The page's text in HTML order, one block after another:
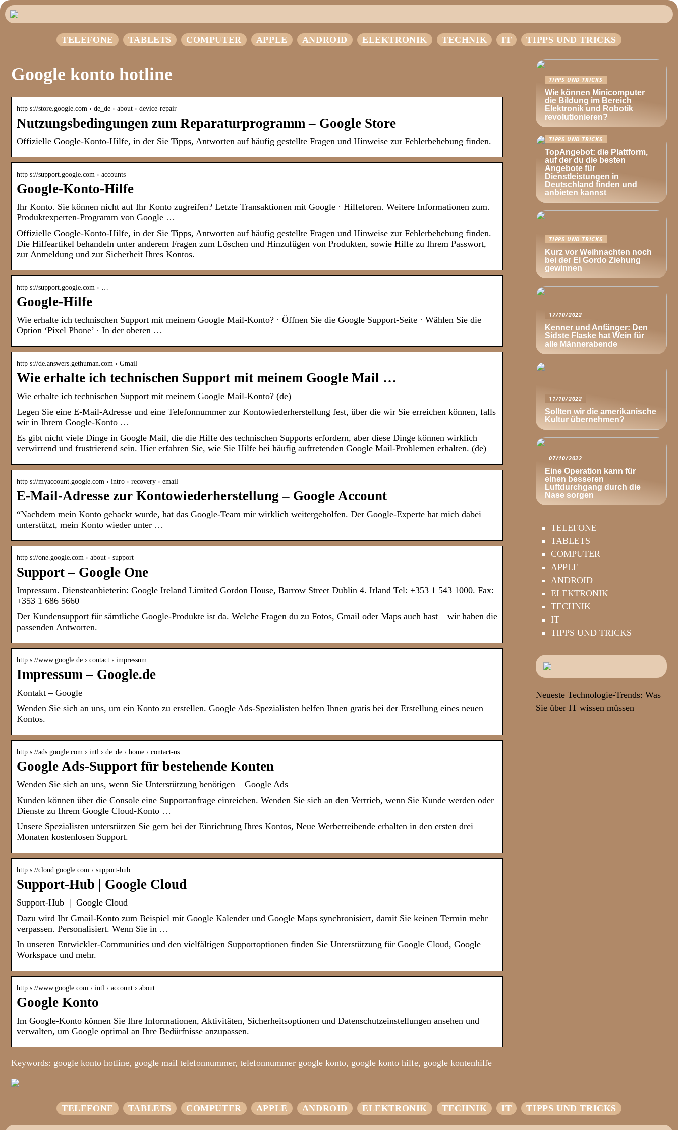
TELEFONE TABLETS COMPUTER APPLE ANDROID ELEKTRONIK TECHNIK IT TIPPS UND TRICKS
Google konto hotline
http s://store.google.com › de_de › about › device-repair
Nutzungsbedingungen zum Reparaturprogramm – Google Store
Offizielle Google-Konto-Hilfe, in der Sie Tipps, Antworten auf häufig gestellte Fragen und Hinweise zur Fehlerbehebung finden.
http s://support.google.com › accounts
Google-Konto-Hilfe
Ihr Konto. Sie können nicht auf Ihr Konto zugreifen? Letzte Transaktionen mit Google · Hilfeforen. Weitere Informationen zum.
Produktexperten-Programm von Google …
Offizielle Google-Konto-Hilfe, in der Sie Tipps, Antworten auf häufig gestellte Fragen und Hinweise zur Fehlerbehebung finden.
Die Hilfeartikel behandeln unter anderem Fragen zum Löschen und Hinzufügen von Produkten, sowie Hilfe zu Ihrem Passwort,
zur Anmeldung und zur Sicherheit Ihres Kontos.
http s://support.google.com › …
Google-Hilfe
Wie erhalte ich technischen Support mit meinem Google Mail-Konto? · Öffnen Sie die Google Support-Seite · Wählen Sie die
Option ‘Pixel Phone’ · In der oberen …
http s://de.answers.gethuman.com › Gmail
Wie erhalte ich technischen Support mit meinem Google Mail …
Wie erhalte ich technischen Support mit meinem Google Mail-Konto? (de)
Legen Sie eine E-Mail-Adresse und eine Telefonnummer zur Kontowiederherstellung fest, über die wir Sie erreichen können, falls
wir in Ihrem Google-Konto …
Es gibt nicht viele Dinge in Google Mail, die die Hilfe des technischen Supports erfordern, aber diese Dinge können wirklich
verwirrend und frustrierend sein. Hier erfahren Sie, wie Sie Hilfe bei häufig auftretenden Google Mail-Problemen erhalten. (de)
http s://myaccount.google.com › intro › recovery › email
E-Mail-Adresse zur Kontowiederherstellung – Google Account
“Nachdem mein Konto gehackt wurde, hat das Google-Team mir wirklich weitergeholfen. Der Google-Experte hat mich dabei
unterstützt, mein Konto wieder unter …
http s://one.google.com › about › support
Support – Google One
Impressum. Diensteanbieterin: Google Ireland Limited Gordon House, Barrow Street Dublin 4. Irland Tel: +353 1 543 1000. Fax:
+353 1 686 5660
Der Kundensupport für sämtliche Google-Produkte ist da. Welche Fragen du zu Fotos, Gmail oder Maps auch hast – wir haben die
passenden Antworten.
http s://www.google.de › contact › impressum
Impressum – Google.de
Kontakt – Google
Wenden Sie sich an uns, um ein Konto zu erstellen. Google Ads-Spezialisten helfen Ihnen gratis bei der Erstellung eines neuen
Kontos.
http s://ads.google.com › intl › de_de › home › contact-us
Google Ads-Support für bestehende Konten
Wenden Sie sich an uns, wenn Sie Unterstützung benötigen – Google Ads
Kunden können über die Console eine Supportanfrage einreichen. Wenden Sie sich an den Vertrieb, wenn Sie Kunde werden oder
Dienste zu Ihrem Google Cloud-Konto …
Unsere Spezialisten unterstützen Sie gern bei der Einrichtung Ihres Kontos, Neue Werbetreibende erhalten in den ersten drei
Monaten kostenlosen Support.
http s://cloud.google.com › support-hub
Support-Hub | Google Cloud
Support-Hub | Google Cloud
Dazu wird Ihr Gmail-Konto zum Beispiel mit Google Kalender und Google Maps synchronisiert, damit Sie keinen Termin mehr
verpassen. Personalisiert. Wenn Sie in …
In unseren Entwickler-Communities und den vielfältigen Supportoptionen finden Sie Unterstützung für Google Cloud, Google
Workspace und mehr.
http s://www.google.com › intl › account › about
Google Konto
Im Google-Konto können Sie Ihre Informationen, Aktivitäten, Sicherheitsoptionen und Datenschutzeinstellungen ansehen und
verwalten, um Google optimal an Ihre Bedürfnisse anzupassen.
Keywords: google konto hotline, google mail telefonnummer, telefonnummer google konto, google konto hilfe, google kontenhilfe
TIPPS UND TRICKS
Wie können Minicomputer
die Bildung im Bereich
Elektronik und Robotik
revolutionieren?
TIPPS UND TRICKS
TopAngebot: die Plattform,
auf der du die besten
Angebote für
Dienstleistungen in
Deutschland finden und
anbieten kannst
TIPPS UND TRICKS
Kurz vor Weihnachten noch
bei der El Gordo Ziehung
gewinnen
17/10/2022
Kenner und Anfänger: Den
Sidste Flaske hat Wein für
alle Männerabende
11/10/2022
Sollten wir die amerikanische
Kultur übernehmen?
07/10/2022
Eine Operation kann für
einen besseren
Luftdurchgang durch die
Nase sorgen
TELEFONE
TABLETS
COMPUTER
APPLE
ANDROID
ELEKTRONIK
TECHNIK
IT
TIPPS UND TRICKS
Neueste Technologie-Trends: Was
Sie über IT wissen müssen
TELEFONE TABLETS COMPUTER APPLE ANDROID ELEKTRONIK TECHNIK IT TIPPS UND TRICKS